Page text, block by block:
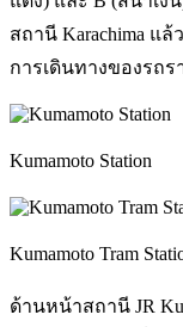
สถานี Karachima แ
การเดินทางของรถร
Kumamoto Station
Kumamoto Tram
ด้านหน้าสถานี JR